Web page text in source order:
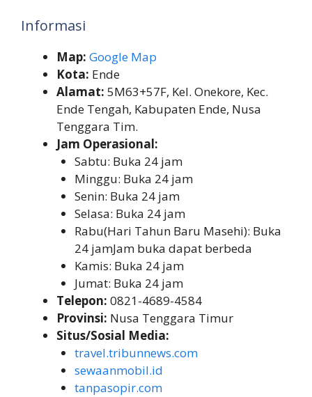
Informasi
Map: Google Map
Kota: Ende
Alamat: 5M63+57F, Kel. Onekore, Kec.
Ende Tengah, Kabupaten Ende, Nusa
Tenggara Tim.
Jam Operasional:
Sabtu: Buka 24 jam
Minggu: Buka 24 jam
Senin: Buka 24 jam
Selasa: Buka 24 jam
Rabu(Hari Tahun Baru Masehi): Buka
24 jamJam buka dapat berbeda
Kamis: Buka 24 jam
Jumat: Buka 24 jam
Telepon: 0821-4689-4584
Provinsi: Nusa Tenggara Timur
Situs/Sosial Media:
travel.tribunnews.com
sewaanmobil.id
tanpasopir.com